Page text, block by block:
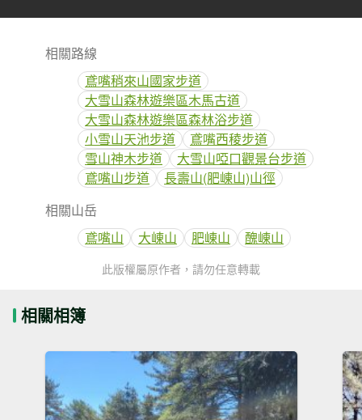
相關路線
鳶嘴稍來山國家步道
大雪山森林遊樂區木馬古道
大雪山森林遊樂區森林浴步道
小雪山天池步道
鳶嘴西稜步道
雪山神木步道
大雪山啞口觀景台步道
鳶嘴山步道
長壽山(肥崠山)山徑
相關山岳
鳶嘴山
大崠山 肥崠山 醜崠山
此版權屬原作者，請勿任意轉載
相關相簿